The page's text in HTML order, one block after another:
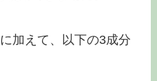
加えて、以下の3成分